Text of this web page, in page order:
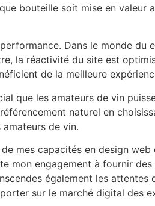
bouteille soit mise en valeur
Dans le monde du
la réactivité du site est
de la meilleure
que les amateurs de vin
naturel en
de vin.
mes capacités en design web
mon engagement à fournir
également les attentes
sur le marché digital des